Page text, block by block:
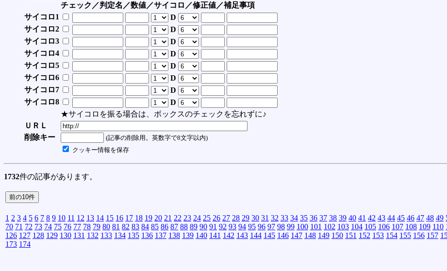
チェック／判定名／数値／サイコロ／修正値／補足事項
サイコロ1
D
サイコロ2
D
サイコロ3
D
サイコロ4
D
サイコロ5
D
サイコロ6
D
サイコロ7
D
サイコロ8
D
★サイコロを振る場合は、ボックスのチェックを忘れずに♪
ＵＲＬ
削除キー
(記事の削除用。英数字で8文字以内)
クッキー情報を保存
1732件の記事があります。
1 2 3 4 5 6 7 8 9 10 11 12 13 14 15 16 17 18 19 20 21 22 23 24 25 26 27 28 29 30 31 32 33 34 35 36 37 38 39 40 41 42 43 44 45 46 47 48 49
70 71 72 73 74 75 76 77 78 79 80 81 82 83 84 85 86 87 88 89 90 91 92 93 94 95 96 97 98 99 100 101 102 103 104 105 106 107 108 109 110
126 127 128 129 130 131 132 133 134 135 136 137 138 139 140 141 142 143 144 145 146 147 148 149 150 151 152 153 154 155 156 157
173 174